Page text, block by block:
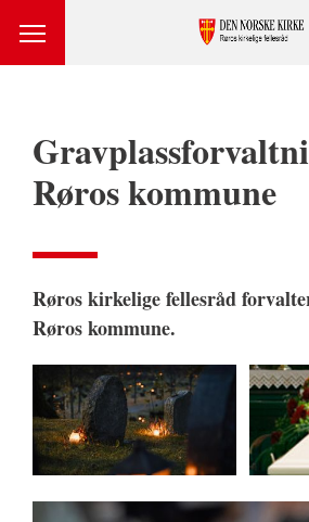
Røros kommune
Røros kirkelige fellesråd
Røros kommune.